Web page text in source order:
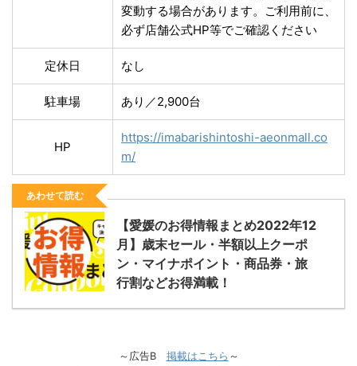
変動する場合があります。ご利用前に、
必ず店舗公式HP等でご確認ください
定休日 なし
駐車場 あり／2,900台
HP
https://imabarishintoshi-aeonmall.co
m/
あわせて読む
【愛媛のお得情報まとめ2022年12
月】歳末セール・半額以上クーポ
ン・マイナポイント・商品券・旅
行割などお得満載！
～広告B 掲載はこちら ～